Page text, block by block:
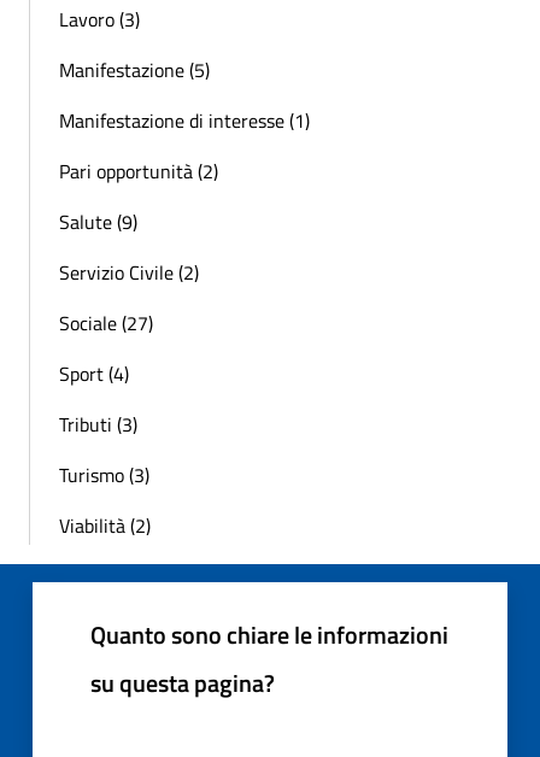
Lavoro (3)
Manifestazione (5)
Manifestazione di interesse (1)
Pari opportunità (2)
Salute (9)
Servizio Civile (2)
Sociale (27)
Sport (4)
Tributi (3)
Turismo (3)
Viabilità (2)
Quanto sono chiare le informazioni
su questa pagina?